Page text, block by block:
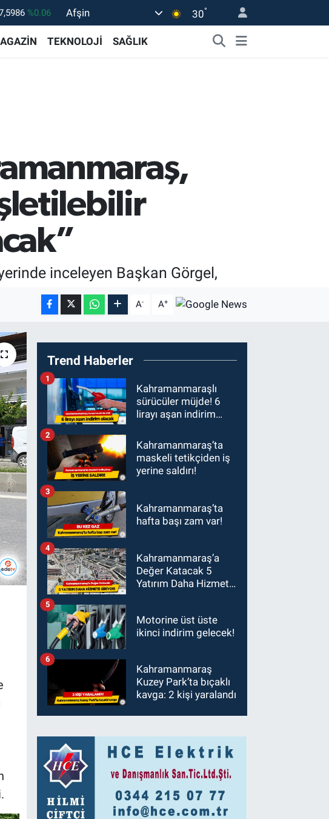
%0.06
55,0700
Afşin 30°
TEKNOLOJİ SAĞLIK
inceleyen Başkan Görgel,
A- A+
Trend Haberler
Kahramanmaraşlı
sürücüler müjde! 6
lirayı aşan indirim
1
Kahramanmaraş’ta
maskeli tetikçiden iş
yerine saldırı!
2
Kahramanmaraş’ta
hafta başı zam var!
3
Kahramanmaraş’a
Değer Katacak 5
Yatırım Daha Hizmete
4
Motorine üst üste
ikinci indirim gelecek!
5
Kahramanmaraş
Kuzey Park’ta bıçaklı
kavga: 2 kişi yaralandı
6